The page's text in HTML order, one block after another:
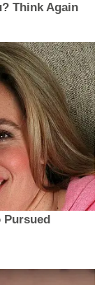
Think Again
Pursued